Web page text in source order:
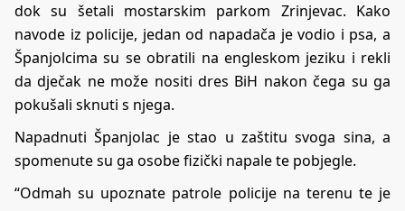
dok su šetali mostarskim parkom Zrinjevac. Kako
navode iz policije, jedan od napadača je vodio i psa, a
Španjolcima su se obratili na engleskom jeziku i rekli
da dječak ne može nositi dres BiH nakon čega su ga
pokušali sknuti s njega.
Napadnuti Španjolac je stao u zaštitu svoga sina, a
spomenute su ga osobe fizički napale te pobjegle.
“Odmah su upoznate patrole policije na terenu te je